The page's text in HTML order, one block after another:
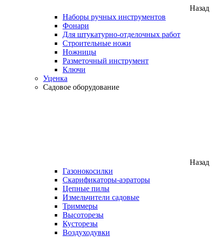
Назад
Наборы ручных инструментов
Фонари
Для штукатурно-отделочных работ
Строительные ножи
Ножницы
Разметочный инструмент
Ключи
Уценка
Садовое оборудование
Назад
Газонокосилки
Скарификаторы-аэраторы
Цепные пилы
Измельчители садовые
Триммеры
Высоторезы
Кусторезы
Воздуходувки